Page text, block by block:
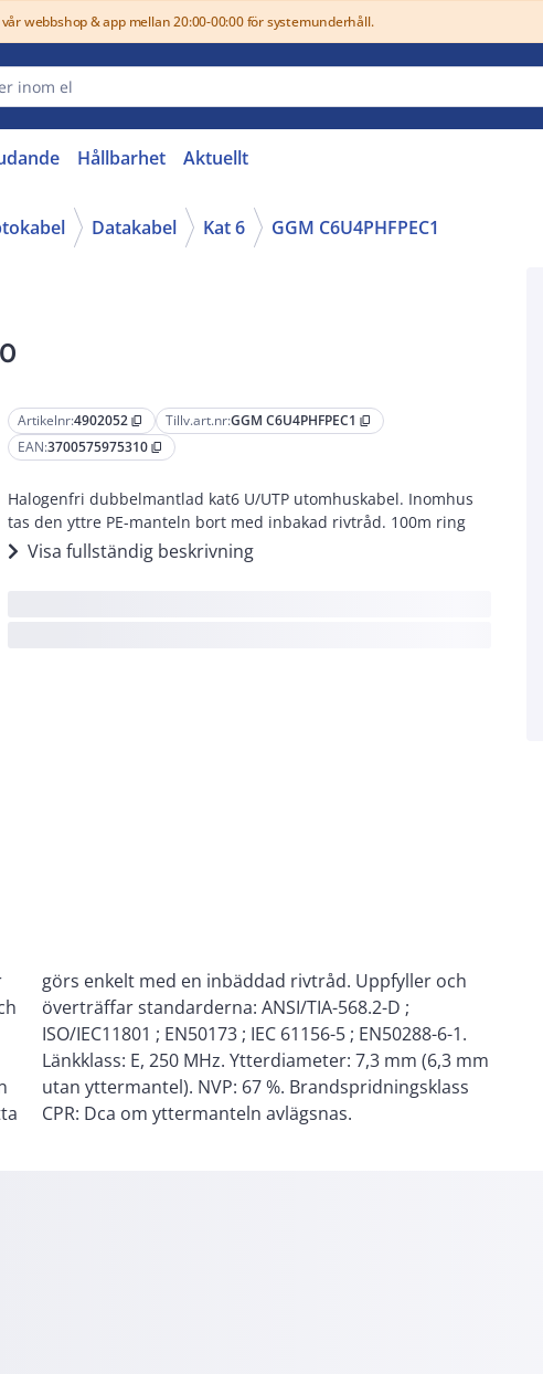
webbshop & app mellan 20:00-00:00 för systemunderhåll.
Hållbarhet Aktuellt
Datakabel Kat 6 GGM C6U4PHFPEC1
Artikelnr:4902052 content_copy Tillv.art.nr:GGM C6U4PHFPEC1 content_copy
EAN:3700575975310 content_copy
Halogenfri dubbelmantlad kat6 U/UTP utomhuskabel. Inomhus
tas den yttre PE-manteln bort med inbakad rivtråd. 100m ring
Visa fullständig beskrivning
;
CPR: Dca om yttermanteln avlägsnas.